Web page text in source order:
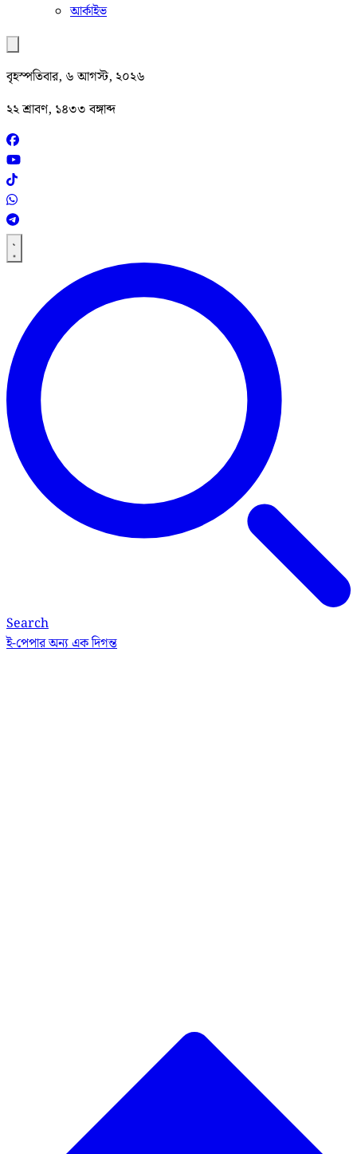
আর্কাইভ
বৃহস্পতিবার, ৬ আগস্ট, ২০২৬
২২ শ্রাবণ, ১৪৩৩ বঙ্গাব্দ
Search
ই-পেপারঅন্য এক দিগন্ত